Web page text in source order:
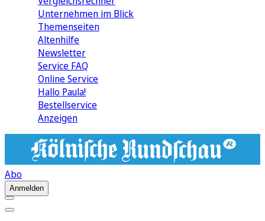
Unternehmen im Blick
Themenseiten
Altenhilfe
Newsletter
Service FAQ
Online Service
Hallo Paula!
Bestellservice
Anzeigen
Abo
Anmelden